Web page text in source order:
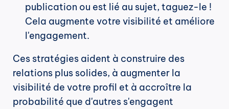
publication ou est lié au sujet, taguez-le !
Cela augmente votre visibilité et améliore
l'engagement.
Ces stratégies aident à construire des
relations plus solides, à augmenter la
visibilité de votre profil et à accroître la
probabilité que d'autres s'engagent